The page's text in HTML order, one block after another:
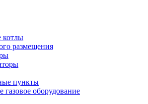
котлы
размещения
пункты
оборудование